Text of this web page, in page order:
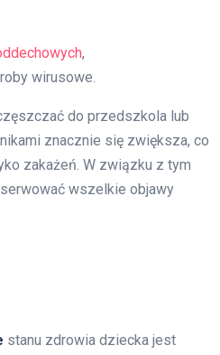
,
wirusowe.
do przedszkola lub
znacznie się zwiększa, co
zakażeń. W związku z tym
wszelkie objawy
stanu zdrowia dziecka jest